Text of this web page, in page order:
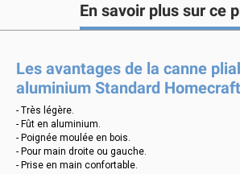
En savoir plus sur ce
Les avantages de la canne
aluminium Standard
- Très légère.
- Fût en aluminium.
- Poignée moulée en bois.
- Pour main droite ou gauche.
- Prise en main confortable.